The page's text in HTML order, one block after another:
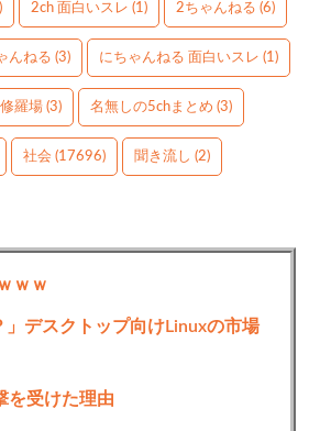
2ch 面白いスレ (1) 2ちゃんねる (6)
んねる (3) にちゃんねる 面白いスレ (1)
修羅場 (3) 名無しの5chまとめ (3)
社会 (17696) 聞き流し (2)
ｗｗ
デスクトップ向けLinuxの市場
を受けた理由